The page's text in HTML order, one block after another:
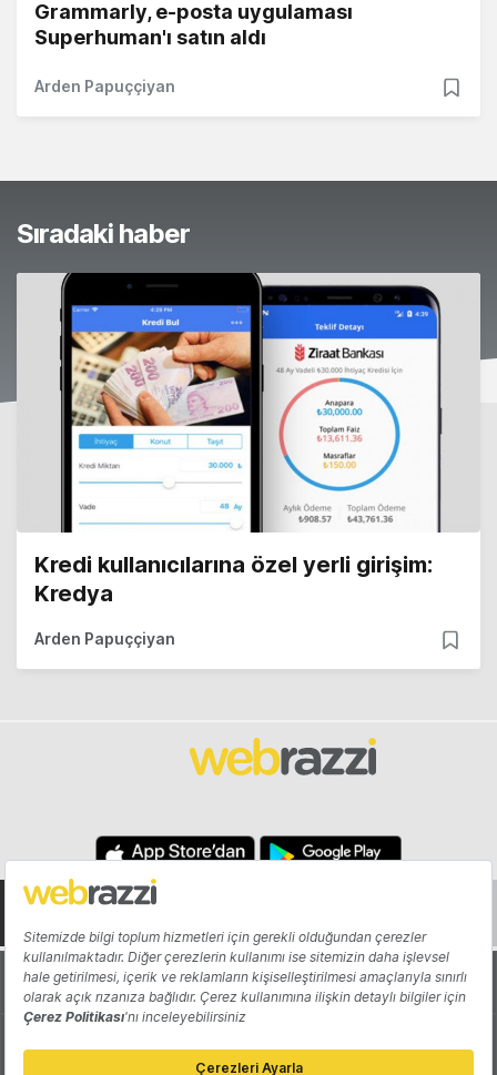
Grammarly, e-posta uygulaması
Superhuman'ı satın aldı
Arden Papuççiyan
Sıradaki haber
Kredi kullanıcılarına özel yerli girişim:
Kredya
Arden Papuççiyan
Hakkında Yazarlar
Katkıda Bulun Reklam